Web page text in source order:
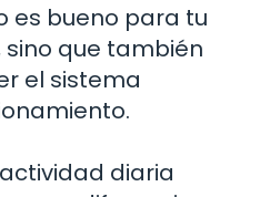
es bueno para tu
que también
el sistema
diaria